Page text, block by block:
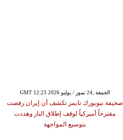
GMT 12:23 2026 الجمعة ,24 تموز / يوليو
صحيفة نيويورك تايمز تكشف أن إيران رفضت
مقترحاً أميركياً لوقف إطلاق النار وهددت
بتوسيع المواجهة